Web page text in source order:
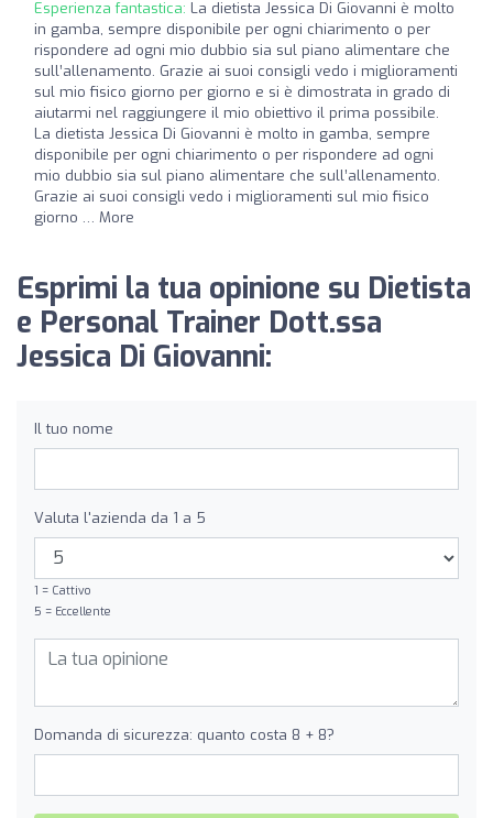
Esperienza fantastica: La dietista Jessica Di Giovanni è molto
in gamba, sempre disponibile per ogni chiarimento o per
rispondere ad ogni mio dubbio sia sul piano alimentare che
sull’allenamento. Grazie ai suoi consigli vedo i miglioramenti
sul mio fisico giorno per giorno e si è dimostrata in grado di
aiutarmi nel raggiungere il mio obiettivo il prima possibile.
La dietista Jessica Di Giovanni è molto in gamba, sempre
disponibile per ogni chiarimento o per rispondere ad ogni
mio dubbio sia sul piano alimentare che sull’allenamento.
Grazie ai suoi consigli vedo i miglioramenti sul mio fisico
giorno … More
Esprimi la tua opinione su Dietista
e Personal Trainer Dott.ssa
Jessica Di Giovanni:
Il tuo nome
Valuta l'azienda da 1 a 5
1 = Cattivo
5 = Eccellente
Domanda di sicurezza: quanto costa 8 + 8?